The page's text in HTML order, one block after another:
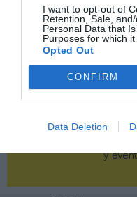
I want to opt-out of
Retention, Sale,
Personal Data that
Purposes for which it
Opted Out
CONFIRM
Data Deletion
y